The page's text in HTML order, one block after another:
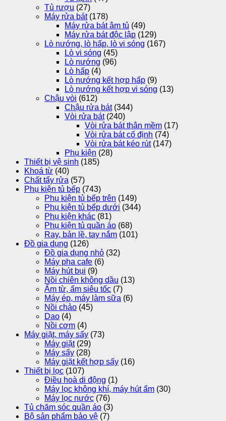
Tủ rượu (27)
Máy rửa bát (178)
Máy rửa bát âm tủ (49)
Máy rửa bát độc lập (129)
Lò nướng, lò hấp, lò vi sóng (167)
Lò vi sóng (45)
Lò nướng (96)
Lò hấp (4)
Lò nướng kết hợp hấp (9)
Lò nướng kết hợp vi sóng (13)
Chậu vòi (612)
Chậu rửa bát (344)
Vòi rửa bát (240)
Vòi rửa bát thân mềm (17)
Vòi rửa bát cố định (74)
Vòi rửa bát kéo rút (147)
Phụ kiện (28)
Thiết bị vệ sinh (185)
Khoá từ (40)
Chất tẩy rửa (57)
Phụ kiện tủ bếp (743)
Phụ kiện tủ bếp trên (149)
Phụ kiện tủ bếp dưới (344)
Phụ kiện khác (81)
Phụ kiện tủ quần áo (68)
Ray, bản lề, tay nắm (101)
Đồ gia dụng (126)
Đồ gia dụng nhỏ (32)
Máy pha cafe (6)
Máy hút bụi (9)
Nồi chiên không dầu (13)
Ấm từ, ấm siêu tốc (7)
Máy ép, máy làm sữa (6)
Nồi chảo (45)
Dao (4)
Nồi cơm (4)
Máy giặt, máy sấy (73)
Máy giặt (29)
Máy sấy (28)
Máy giặt kết hợp sấy (16)
Thiết bị lọc (107)
Điều hoà di động (1)
Máy lọc không khí, máy hút ẩm (30)
Máy lọc nước (76)
Tủ chăm sóc quần áo (3)
Bộ sản phẩm bảo vệ (7)